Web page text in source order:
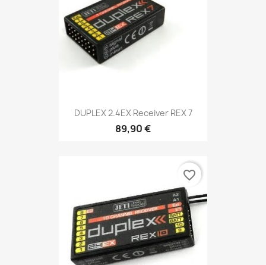
DUPLEX 2.4EX Receiver REX 7
89,90 €
favorite_border